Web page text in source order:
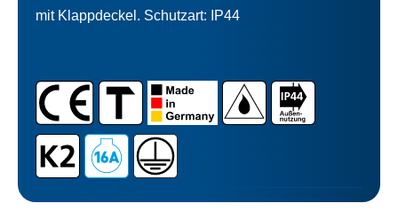
mit Klappdeckel. Schutzart: IP44